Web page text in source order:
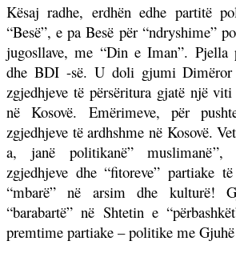
Kësaj radhe, erdhën edhe partitë
“Besë”, e pa Besë për “ndryshime”
jugosllave, me “Din e Iman”.
dhe BDI -së. U doli gjumi Dimëror
zgjedhjeve të përsëritura gjatë një
në Kosovë. Emërimeve, për
zgjedhjeve të ardhshme në Kosovë.
a, janë politikanë” muslimanë”,
zgjedhjeve dhe “fitoreve” partiake
“mbarë” në arsim dhe kulturë!
“barabartë” në Shtetin e
premtime partiake – politike me